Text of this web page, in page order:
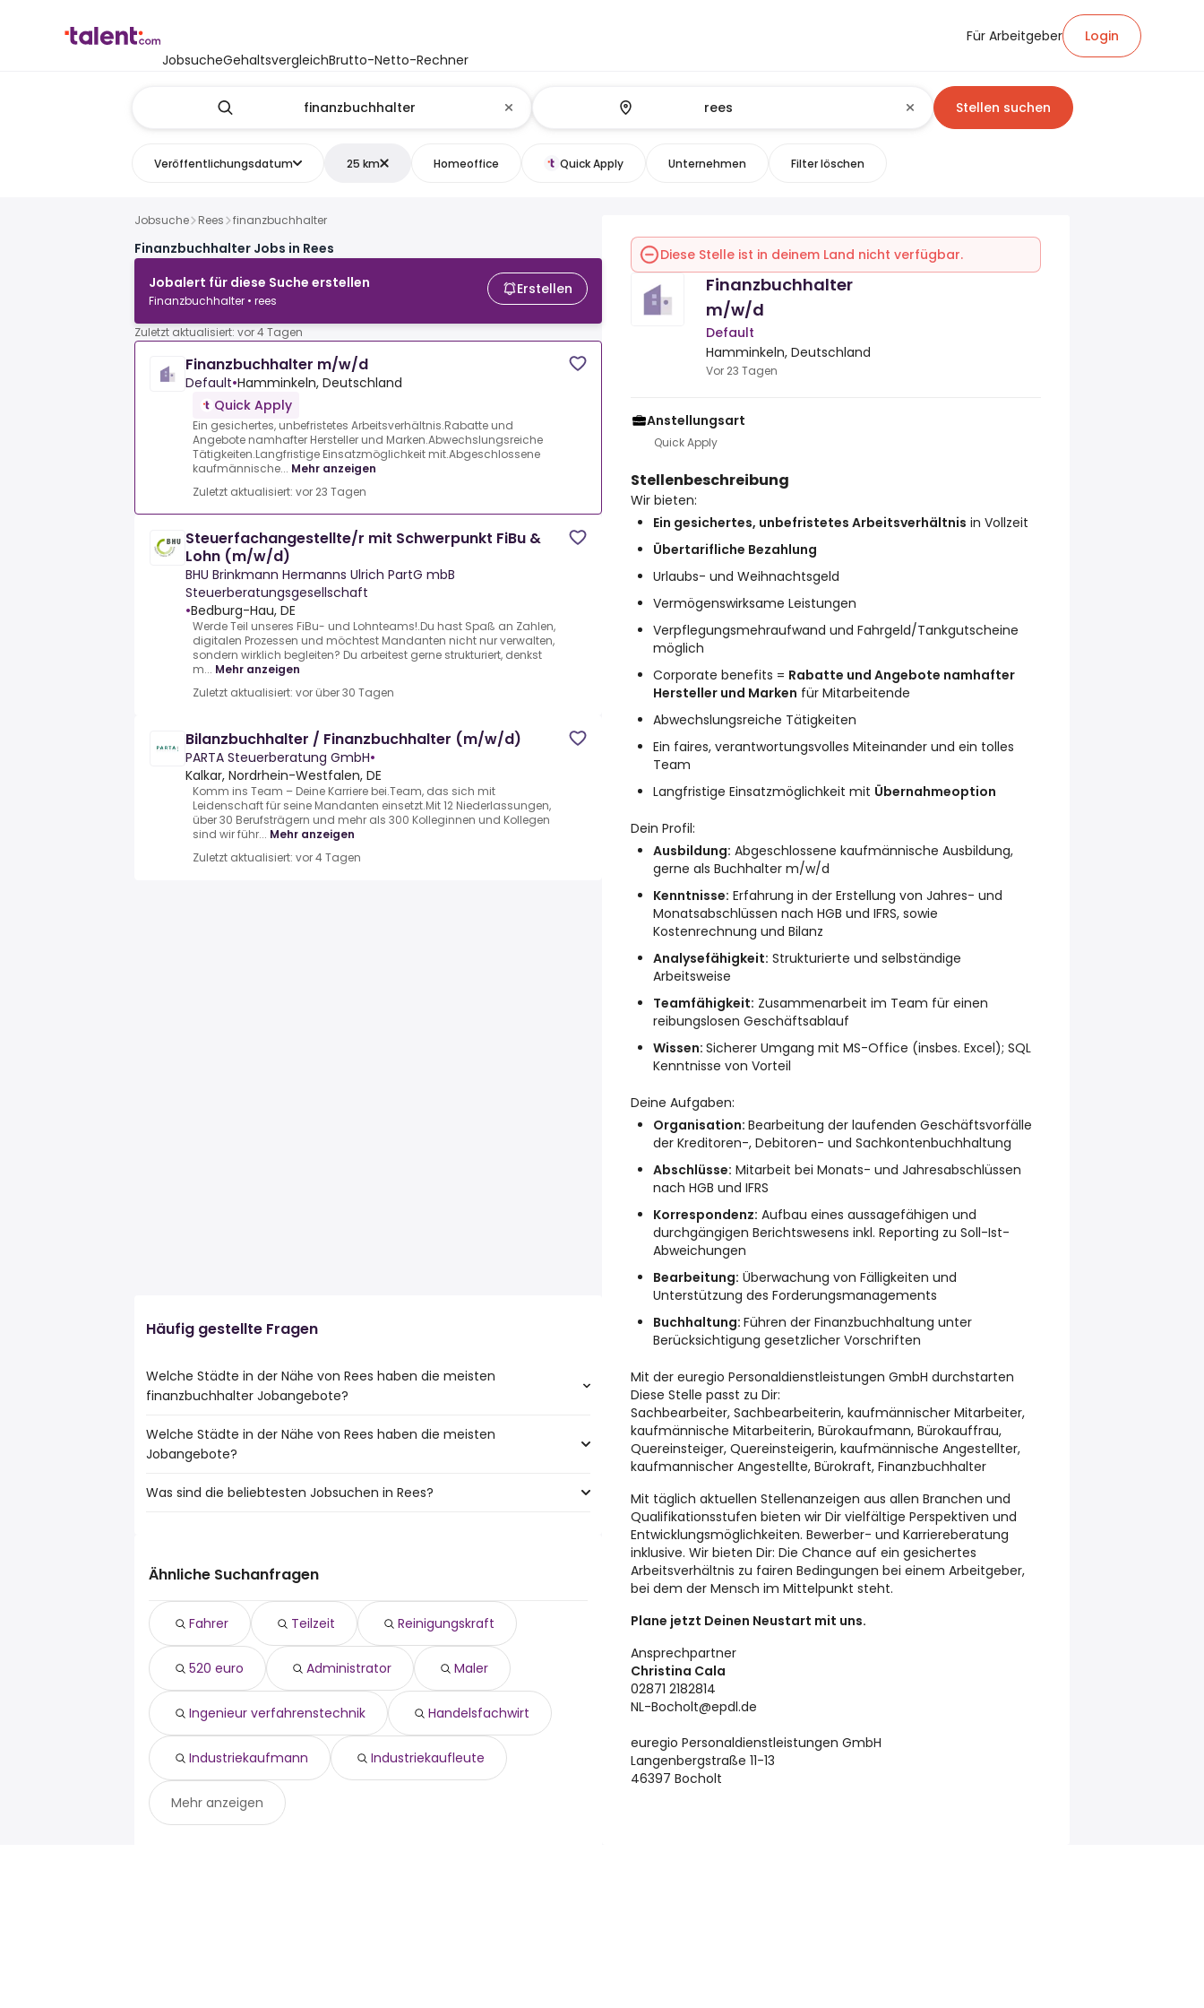
JobsucheGehaltsvergleichBrutto-Netto-Rechner
Für Arbeitgeber Login
Stellen suchen
Veröffentlichungsdatum 25 km Homeoffice Quick Apply Unternehmen Filter löschen
Jobsuche Rees finanzbuchhalter
Finanzbuchhalter Jobs in Rees
Jobalert für diese Suche erstellen
Finanzbuchhalter • rees
Erstellen
Zuletzt aktualisiert: vor 4 Tagen
Finanzbuchhalter m/w/d
Default•Hamminkeln, Deutschland
Quick Apply
Ein gesichertes, unbefristetes Arbeitsverhältnis.Rabatte und
Angebote namhafter Hersteller und Marken.Abwechslungsreiche
Tätigkeiten.Langfristige Einsatzmöglichkeit mit.Abgeschlossene
kaufmännische... Mehr anzeigen
Zuletzt aktualisiert: vor 23 Tagen
Steuerfachangestellte/r mit Schwerpunkt FiBu &
Lohn (m/w/d)
BHU Brinkmann Hermanns Ulrich PartG mbB
Steuerberatungsgesellschaft
•Bedburg-Hau, DE
Werde Teil unseres FiBu- und Lohnteams!.Du hast Spaß an Zahlen,
digitalen Prozessen und möchtest Mandanten nicht nur verwalten,
sondern wirklich begleiten? Du arbeitest gerne strukturiert, denkst
m... Mehr anzeigen
Zuletzt aktualisiert: vor über 30 Tagen
Bilanzbuchhalter / Finanzbuchhalter (m/w/d)
PARTA Steuerberatung GmbH•
Kalkar, Nordrhein-Westfalen, DE
Komm ins Team – Deine Karriere bei.Team, das sich mit
Leidenschaft für seine Mandanten einsetzt.Mit 12 Niederlassungen,
über 30 Berufsträgern und mehr als 300 Kolleginnen und Kollegen
sind wir führ... Mehr anzeigen
Zuletzt aktualisiert: vor 4 Tagen
Häufig gestellte Fragen
Welche Städte in der Nähe von Rees haben die meisten
finanzbuchhalter Jobangebote?
Städte in der Nähe von Rees mit den meisten finanzbuchhalter Jobs:
Moers
Dinslaken
Xanten
Welche Städte in der Nähe von Rees haben die meisten
Jobangebote?
10 Städte in der Nähe von Rees mit den meisten Jobangeboten:
Wesel
Kevelaer
Xanten
Rhede
Schermbeck
Was sind die beliebtesten Jobsuchen in Rees?
teilzeit
administrator
maler
ingenieur verfahrenstechnik
handelsfachwirt
industriekaufmann
industriekaufleute
Ähnliche Suchanfragen
Fahrer Teilzeit Reinigungskraft
520 euro Administrator Maler
Ingenieur verfahrenstechnik Handelsfachwirt
Industriekaufmann Industriekaufleute
Mehr anzeigen
Diese Stelle ist in deinem Land nicht verfügbar.
Finanzbuchhalter
m/w/d
Default
Hamminkeln, Deutschland
Vor 23 Tagen
Anstellungsart
Quick Apply
Stellenbeschreibung
Wir bieten:
Ein gesichertes, unbefristetes Arbeitsverhältnis in Vollzeit
Übertarifliche Bezahlung
Urlaubs- und Weihnachtsgeld
Vermögenswirksame Leistungen
Verpflegungsmehraufwand und Fahrgeld/Tankgutscheine
möglich
Corporate benefits = Rabatte und Angebote namhafter
Hersteller und Marken für Mitarbeitende
Abwechslungsreiche Tätigkeiten
Ein faires, verantwortungsvolles Miteinander und ein tolles
Team
Langfristige Einsatzmöglichkeit mit Übernahmeoption
Dein Profil:
Ausbildung: Abgeschlossene kaufmännische Ausbildung,
gerne als Buchhalter m/w/d
Kenntnisse: Erfahrung in der Erstellung von Jahres- und
Monatsabschlüssen nach HGB und IFRS, sowie
Kostenrechnung und Bilanz
Analysefähigkeit: Strukturierte und selbständige
Arbeitsweise
Teamfähigkeit: Zusammenarbeit im Team für einen
reibungslosen Geschäftsablauf
Wissen: Sicherer Umgang mit MS-Office (insbes. Excel); SQL
Kenntnisse von Vorteil
Deine Aufgaben:
Organisation: Bearbeitung der laufenden Geschäftsvorfälle
der Kreditoren-, Debitoren- und Sachkontenbuchhaltung
Abschlüsse: Mitarbeit bei Monats- und Jahresabschlüssen
nach HGB und IFRS
Korrespondenz: Aufbau eines aussagefähigen und
durchgängigen Berichtswesens inkl. Reporting zu Soll-Ist-
Abweichungen
Bearbeitung: Überwachung von Fälligkeiten und
Unterstützung des Forderungsmanagements
Buchhaltung: Führen der Finanzbuchhaltung unter
Berücksichtigung gesetzlicher Vorschriften
Mit der euregio Personaldienstleistungen GmbH durchstarten
Diese Stelle passt zu Dir:
Sachbearbeiter, Sachbearbeiterin, kaufmännischer Mitarbeiter,
kaufmännische Mitarbeiterin, Bürokaufmann, Bürokauffrau,
Quereinsteiger, Quereinsteigerin, kaufmännische Angestellter,
kaufmannischer Angestellte, Bürokraft, Finanzbuchhalter
Mit täglich aktuellen Stellenanzeigen aus allen Branchen und
Qualifikationsstufen bieten wir Dir vielfältige Perspektiven und
Entwicklungsmöglichkeiten. Bewerber- und Karriereberatung
inklusive. Wir bieten Dir: Die Chance auf ein gesichertes
Arbeitsverhältnis zu fairen Bedingungen bei einem Arbeitgeber,
bei dem der Mensch im Mittelpunkt steht.
Plane jetzt Deinen Neustart mit uns.
Ansprechpartner
Christina Cala
02871 2182814
NL-Bocholt@epdl.de
euregio Personaldienstleistungen GmbH
Langenbergstraße 11-13
46397 Bocholt